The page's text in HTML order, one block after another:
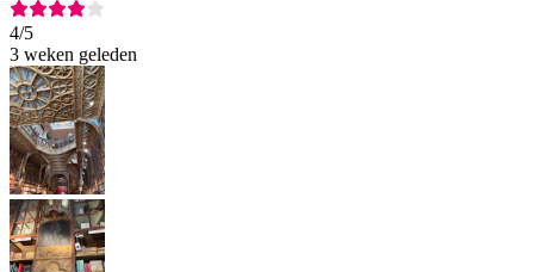
4/5
3 weken geleden